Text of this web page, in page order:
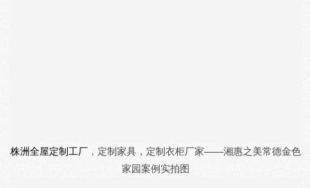
株洲全屋定制工厂 ，定制家具，定制衣柜厂家——湘惠之美常德金色
家园案例实拍图